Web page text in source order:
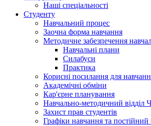
Наші спеціальності
Студенту
Навчальний процес
Заочна форма навчання
Методичне забезпечення
Навчальні плани
Силабуси
Практика
Корисні посилання для
Академічні обміни
Кар'єрне планування
Навчально-методичний відділ
Захист прав студентів
Графіки навчання та постійний